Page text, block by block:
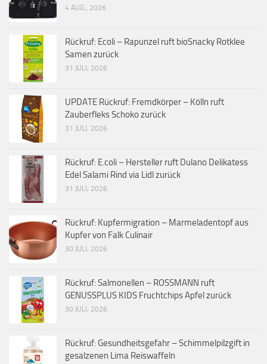
4 AUG., 2026
Rückruf: Ecoli – Rapunzel ruft bioSnacky Rotklee
Samen zurück
31 JULI, 2026
UPDATE Rückruf: Fremdkörper – Kölln ruft
Zauberfleks Schoko zurück
31 JULI, 2026
Rückruf: E.coli – Hersteller ruft Dulano Delikatess
Edel Salami Rind via Lidl zurück
31 JULI, 2026
Rückruf: Kupfermigration – Marmeladentopf aus
Kupfer von Falk Culinair
30 JULI, 2026
Rückruf: Salmonellen – ROSSMANN ruft
GENUSSPLUS KIDS Fruchtchips Apfel zurück
30 JULI, 2026
Rückruf: Gesundheitsgefahr – Schimmelpilzgift in
gesalzenen Lima Reiswaffeln